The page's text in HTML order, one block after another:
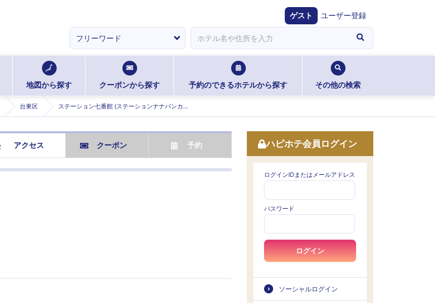
ゲスト ユーザー登録
地図から探す クーポンから探す 予約のできるホテルから探す その他の検索
台東区 ステーション七番館 (ステーションナナバンカン)
アクセス クーポン 予約 ハピホテ会員ログイン
ログインIDまたはメールアドレス
パスワード
ログイン
ソーシャルログイン